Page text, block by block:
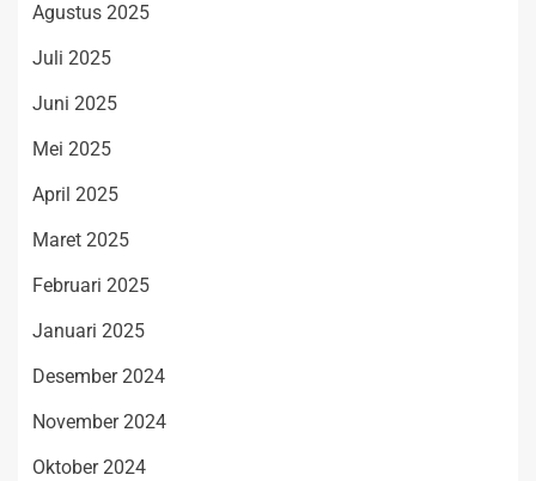
Agustus 2025
Juli 2025
Juni 2025
Mei 2025
April 2025
Maret 2025
Februari 2025
Januari 2025
Desember 2024
November 2024
Oktober 2024